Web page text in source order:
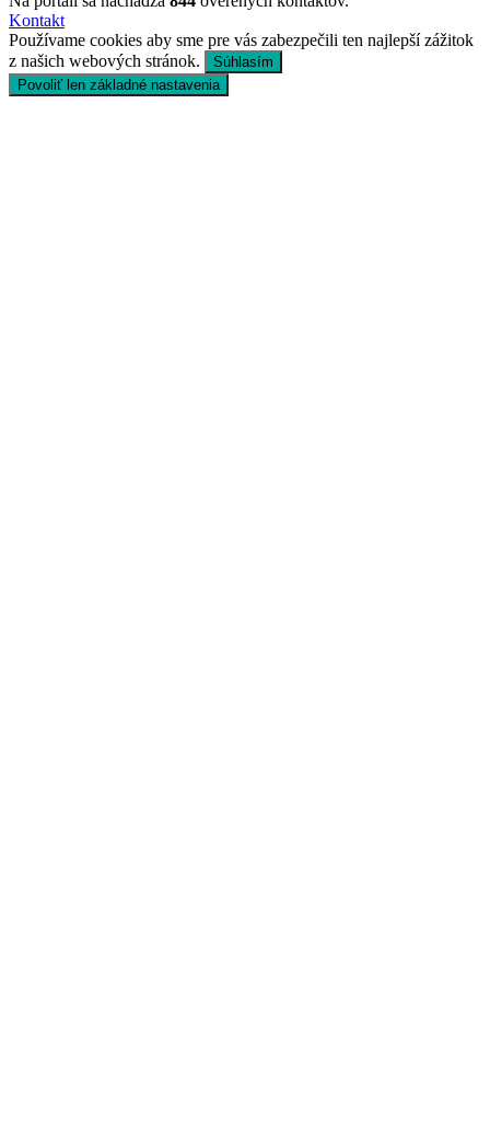
Kontakt
Používame cookies aby sme pre vás zabezpečili ten najlepší zážitok
z našich webových stránok.
Súhlasím
Povoliť len základné nastavenia